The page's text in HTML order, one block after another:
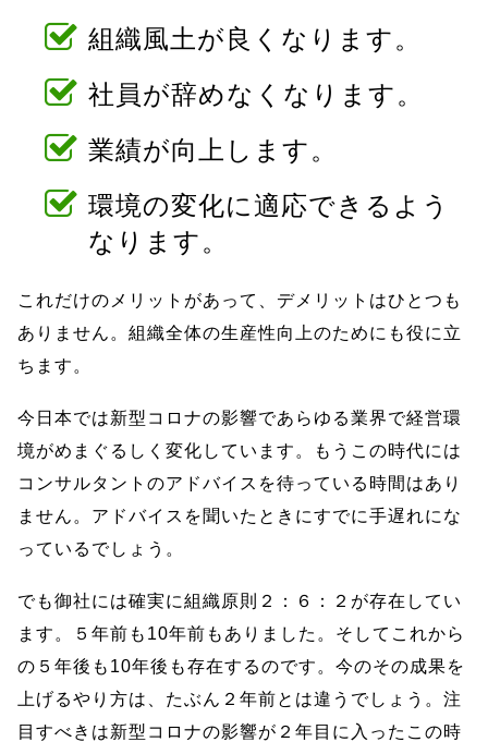
組織風土が良くなります。
社員が辞めなくなります。
業績が向上します。
環境の変化に適応できるよう
なります。
これだけのメリットがあって、デメリットはひとつも
ありません。組織全体の生産性向上のためにも役に立
ちます。
今日本では新型コロナの影響であらゆる業界で経営環
境がめまぐるしく変化しています。もうこの時代には
コンサルタントのアドバイスを待っている時間はあり
ません。アドバイスを聞いたときにすでに手遅れにな
っているでしょう。
でも御社には確実に組織原則２：６：２が存在してい
ます。５年前も10年前もありました。そしてこれから
の５年後も10年後も存在するのです。今のその成果を
上げるやり方は、たぶん２年前とは違うでしょう。注
目すべきは新型コロナの影響が２年目に入ったこの時